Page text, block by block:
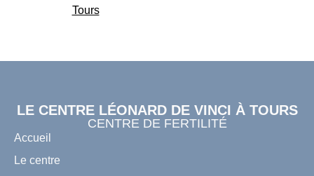
Tours
LE CENTRE LÉONARD DE VINCI À TOURS
CENTRE DE FERTILITÉ
Accueil
Le centre